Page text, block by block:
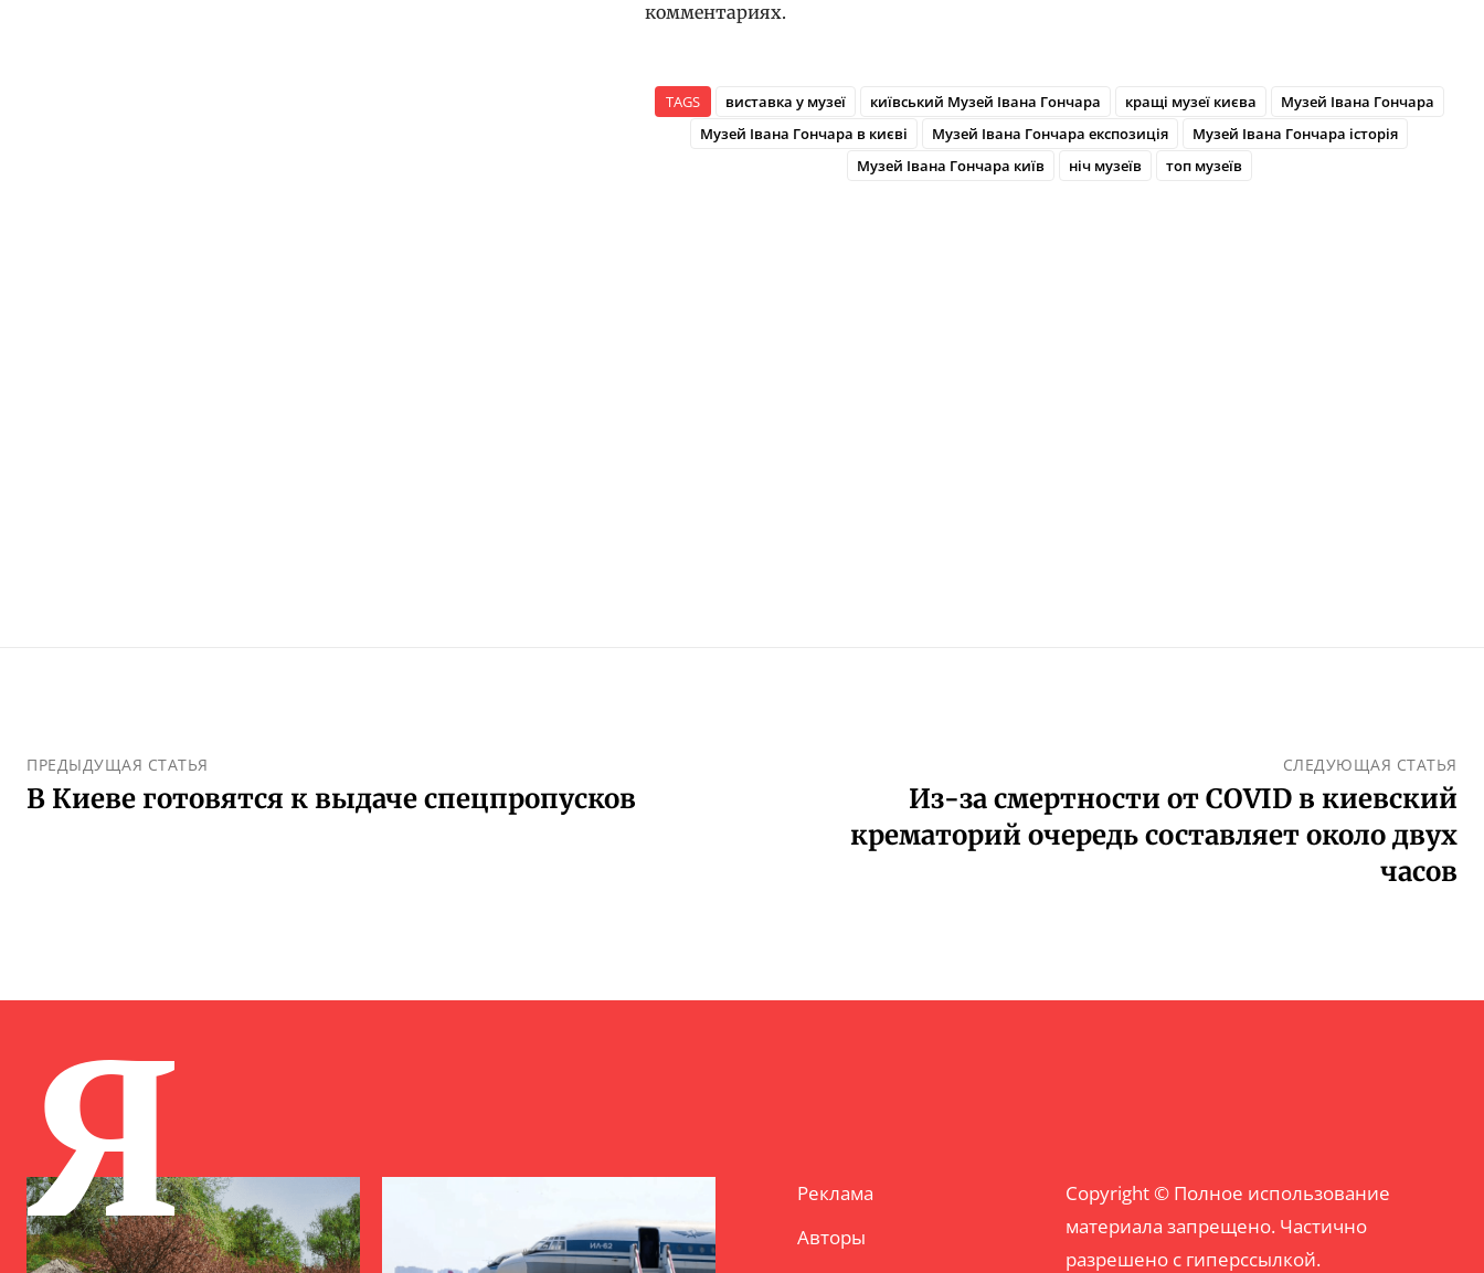
комментариях.
TAGS виставка у музеї київський Музей Івана Гончара кращі музеї києва
Музей Івана Гончара
Музей Івана Гончара в києві
Музей Івана Гончара експозиція
Музей Івана Гончара історія
Музей Івана Гончара київ
ніч музеїв топ музеїв
ПРЕДЫДУЩАЯ СТАТЬЯ
В Киеве готовятся к выдаче спецпропусков
СЛЕДУЮЩАЯ СТАТЬЯ
Из-за смертности от COVID в киевский
крематорий очередь составляет около двух
часов
Я
Реклама
Авторы
Copyright © Полное использование
материала запрещено. Частично
разрешено с гиперссылкой.